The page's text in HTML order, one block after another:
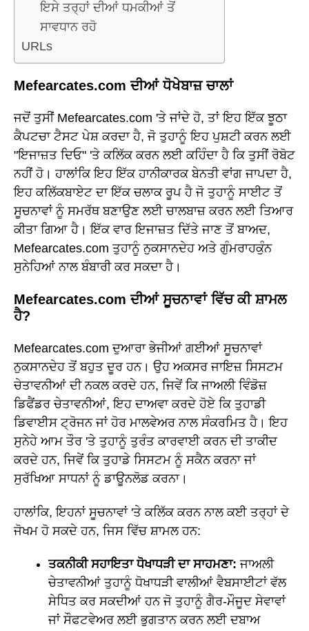
ਇਸੇ ਤਰ੍ਹਾਂ ਦੀਆਂ ਧਮਕੀਆਂ ਤੋਂ
ਸਾਵਧਾਨ ਰਹੋ
URLs
Mefearcates.com ਦੀਆਂ ਧੋਖੇਬਾਜ਼ ਚਾਲਾਂ
ਜਦੋਂ ਤੁਸੀਂ Mefearcates.com 'ਤੇ ਜਾਂਦੇ ਹੋ, ਤਾਂ ਇਹ ਇੱਕ ਝੂਠਾ
ਕੈਪਟਚਾ ਟੈਸਟ ਪੇਸ਼ ਕਰਦਾ ਹੈ, ਜੋ ਤੁਹਾਨੂੰ ਇਹ ਪੁਸ਼ਟੀ ਕਰਨ ਲਈ
"ਇਜਾਜ਼ਤ ਦਿਓ" 'ਤੇ ਕਲਿੱਕ ਕਰਨ ਲਈ ਕਹਿੰਦਾ ਹੈ ਕਿ ਤੁਸੀਂ ਰੋਬੋਟ
ਨਹੀਂ ਹੋ। ਹਾਲਾਂਕਿ ਇਹ ਇੱਕ ਹਾਨੀਕਾਰਕ ਬੇਨਤੀ ਵਾਂਗ ਜਾਪਦਾ ਹੈ,
ਇਹ ਕਲਿੱਕਬਾਏਟ ਦਾ ਇੱਕ ਚਲਾਕ ਰੂਪ ਹੈ ਜੋ ਤੁਹਾਨੂੰ ਸਾਈਟ ਤੋਂ
ਸੂਚਨਾਵਾਂ ਨੂੰ ਸਮਰੱਥ ਬਣਾਉਣ ਲਈ ਚਾਲਬਾਜ਼ ਕਰਨ ਲਈ ਤਿਆਰ
ਕੀਤਾ ਗਿਆ ਹੈ। ਇੱਕ ਵਾਰ ਇਜਾਜ਼ਤ ਦਿੱਤੇ ਜਾਣ ਤੋਂ ਬਾਅਦ,
Mefearcates.com ਤੁਹਾਨੂੰ ਨੁਕਸਾਨਦੇਹ ਅਤੇ ਗੁੰਮਰਾਹਕੁੰਨ
ਸੁਨੇਹਿਆਂ ਨਾਲ ਬੰਬਾਰੀ ਕਰ ਸਕਦਾ ਹੈ।
Mefearcates.com ਦੀਆਂ ਸੂਚਨਾਵਾਂ ਵਿੱਚ ਕੀ ਸ਼ਾਮਲ
ਹੈ?
Mefearcates.com ਦੁਆਰਾ ਭੇਜੀਆਂ ਗਈਆਂ ਸੂਚਨਾਵਾਂ
ਨੁਕਸਾਨਦੇਹ ਤੋਂ ਬਹੁਤ ਦੂਰ ਹਨ। ਉਹ ਅਕਸਰ ਜਾਇਜ਼ ਸਿਸਟਮ
ਚੇਤਾਵਨੀਆਂ ਦੀ ਨਕਲ ਕਰਦੇ ਹਨ, ਜਿਵੇਂ ਕਿ ਜਾਅਲੀ ਵਿੰਡੋਜ਼
ਡਿਫੈਂਡਰ ਚੇਤਾਵਨੀਆਂ, ਇਹ ਦਾਅਵਾ ਕਰਦੇ ਹੋਏ ਕਿ ਤੁਹਾਡੀ
ਡਿਵਾਈਸ ਟ੍ਰੋਜਨ ਜਾਂ ਹੋਰ ਮਾਲਵੇਅਰ ਨਾਲ ਸੰਕਰਮਿਤ ਹੈ। ਇਹ
ਸੁਨੇਹੇ ਆਮ ਤੌਰ 'ਤੇ ਤੁਹਾਨੂੰ ਤੁਰੰਤ ਕਾਰਵਾਈ ਕਰਨ ਦੀ ਤਾਕੀਦ
ਕਰਦੇ ਹਨ, ਜਿਵੇਂ ਕਿ ਤੁਹਾਡੇ ਸਿਸਟਮ ਨੂੰ ਸਕੈਨ ਕਰਨਾ ਜਾਂ
ਸੁਰੱਖਿਆ ਸਾਧਨਾਂ ਨੂੰ ਡਾਊਨਲੋਡ ਕਰਨਾ।
ਹਾਲਾਂਕਿ, ਇਹਨਾਂ ਸੂਚਨਾਵਾਂ 'ਤੇ ਕਲਿੱਕ ਕਰਨ ਨਾਲ ਕਈ ਤਰ੍ਹਾਂ ਦੇ
ਜੋਖਮ ਹੋ ਸਕਦੇ ਹਨ, ਜਿਸ ਵਿੱਚ ਸ਼ਾਮਲ ਹਨ:
ਤਕਨੀਕੀ ਸਹਾਇਤਾ ਧੋਖਾਧੜੀ ਦਾ ਸਾਹਮਣਾ: ਜਾਅਲੀ
ਚੇਤਾਵਨੀਆਂ ਤੁਹਾਨੂੰ ਧੋਖਾਧੜੀ ਵਾਲੀਆਂ ਵੈਬਸਾਈਟਾਂ ਵੱਲ
ਸੇਧਿਤ ਕਰ ਸਕਦੀਆਂ ਹਨ ਜੋ ਤੁਹਾਨੂੰ ਗੈਰ-ਮੌਜੂਦ ਸੇਵਾਵਾਂ
ਜਾਂ ਸੌਫਟਵੇਅਰ ਲਈ ਭੁਗਤਾਨ ਕਰਨ ਲਈ ਦਬਾਅ